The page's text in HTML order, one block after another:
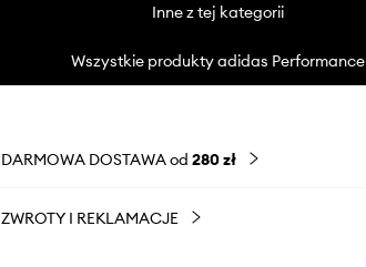
Inne z tej kategorii
Wszystkie produkty adidas Performance
DARMOWA DOSTAWA od 280 zł
ZWROTY I REKLAMACJE